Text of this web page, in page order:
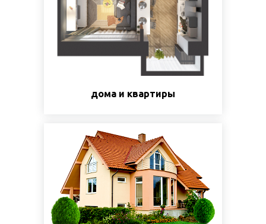
дома и квартиры